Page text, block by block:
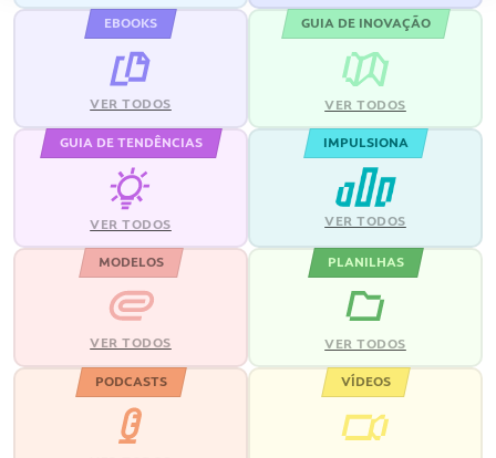
EBOOKS
VER TODOS
GUIA DE INOVAÇÃO
VER TODOS
GUIA DE TENDÊNCIAS
VER TODOS
IMPULSIONA
VER TODOS
MODELOS
VER TODOS
PLANILHAS
VER TODOS
PODCASTS VÍDEOS